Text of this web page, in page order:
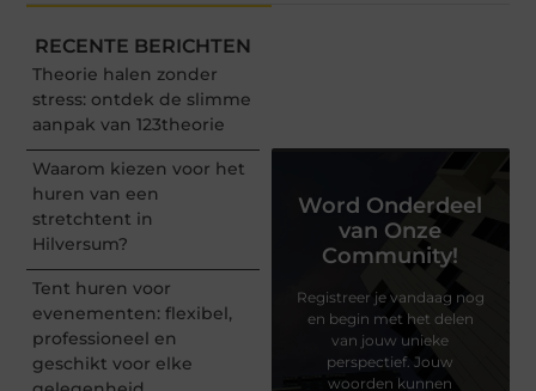
RECENTE BERICHTEN
Theorie halen zonder
stress: ontdek de slimme
aanpak van 123theorie
Waarom kiezen voor het
huren van een
stretchtent in
Hilversum?
Tent huren voor
evenementen: flexibel,
professioneel en
geschikt voor elke
Word Onderdeel
van Onze
Community!
Registreer je vandaag nog
en begin met het delen
van jouw unieke
perspectief. Jouw
woorden kunnen